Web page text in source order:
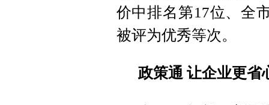
价中排名第17位、全
被评为优秀等次。
政策通 让企业更省